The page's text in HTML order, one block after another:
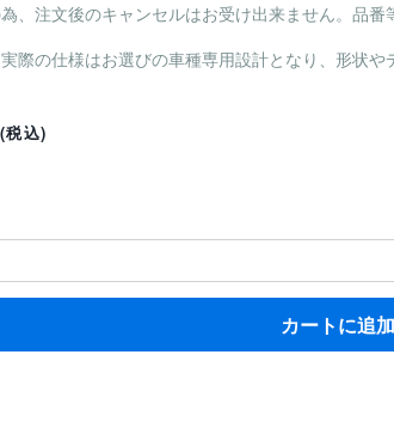
、注文後のキャンセルはお受け出来ません。品
際の仕様はお選びの車種専用設計となり、形状や
(税込)
カートに追加